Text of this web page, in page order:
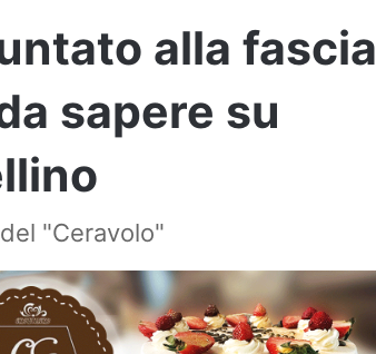
alla fascia
sapere su
"Ceravolo"